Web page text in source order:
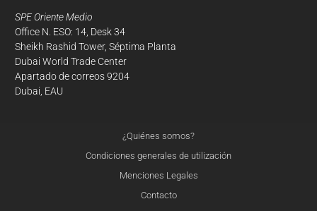
SPE Oriente Medio
Office N. ESO: 14, Desk 34
Sheikh Rashid Tower, Séptima Planta
Dubai World Trade Center
Apartado de correos 9204
Dubai, EAU
¿Quiénes somos?
Condiciones generales de utilización
Menciones Legales
Contacto